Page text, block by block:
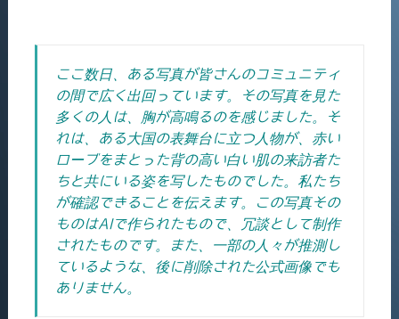
ここ数日、ある写真が皆さんのコミュニティ
の間で広く出回っています。その写真を見た
多くの人は、胸が高鳴るのを感じました。そ
れは、ある大国の表舞台に立つ人物が、赤い
ローブをまとった背の高い白い肌の来訪者た
ちと共にいる姿を写したものでした。 私たち
が確認できることを伝えます。この写真その
ものはAIで作られたもので、冗談として制作
されたものです。また、一部の人々が推測し
ているような、後に削除された公式画像でも
ありません。